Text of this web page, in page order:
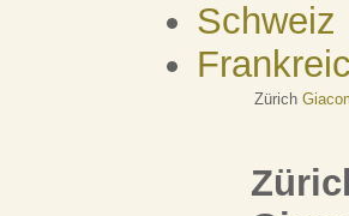
Schweiz
Zürich